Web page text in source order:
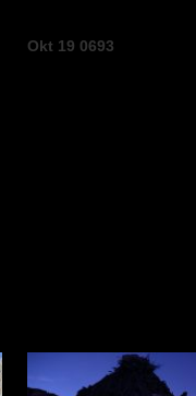
Okt 19 0693